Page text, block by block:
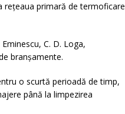
rețeaua primară de termoficare
C. D. Loga,
branșamente.
o scurtă perioadă de timp,
până la limpezirea